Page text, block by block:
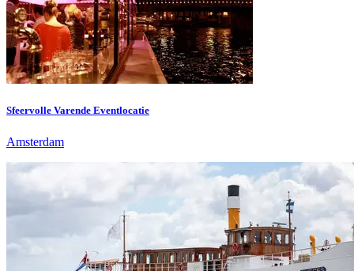
Sfeervolle Varende Eventlocatie
Amsterdam